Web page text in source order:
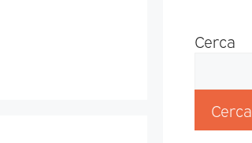
Cerca
Cerca